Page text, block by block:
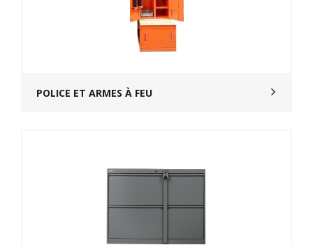
POLICE ET ARMES À FEU